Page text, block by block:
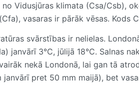
Vidusjūras klimata (Csa/Csb),
vasaras ir pārāk vēsas. Kods
svārstības ir nelielas.
janvārī 3°C, jūlijā 18°C. Salnas
nekā Londonā, lai gan tā
janvārī pret 50 mm maijā), bet